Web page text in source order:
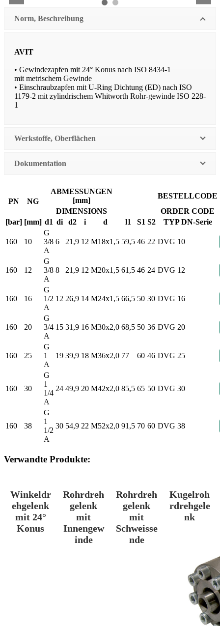
Norm, Beschreibung
AVIT
• Gewindezapfen mit 24° Konus nach ISO 8434-1
mit metrischem Gewinde
• Einschraubzapfen mit U-Ring Dichtung (ED) nach ISO
1179-2 mit zylindrischem Whitworth Rohr-gewinde ISO 228-
1
Werkstoffe, Oberflächen
Dokumentation
PN NG
ABMESSUNGEN
[mm]
BESTELLCODE
DIMENSIONS
ORDER CODE
[bar] [mm] d1 di d2 i d l1 S1 S2 TYP DN-Serie
160 10
G
3/8
A
6 21,9 12 M18x1,5 59,5 46 22 DVG 10
160 12
G
3/8
A
8 21,9 12 M20x1,5 61,5 46 24 DVG 12
160 16
G
1/2
A
12 26,9 14 M24x1,5 66,5 50 30 DVG 16
160 20
G
3/4
A
15 31,9 16 M30x2,0 68,5 50 36 DVG 20
160 25
G
1
A
19 39,9 18 M36x2,0 77 60 46 DVG 25
160 30
G
1
1/4
A
24 49,9 20 M42x2,0 85,5 65 50 DVG 30
160 38
G
1
1/2
A
30 54,9 22 M52x2,0 91,5 70 60 DVG 38
Verwandte Produkte:
Winkeldr
ehgelenk
mit 24°
Konus
Rohrdreh
gelenk
mit
Innengew
inde
Rohrdreh
gelenk
mit
Schweisse
nde
Kugelroh
rdrehgele
nk